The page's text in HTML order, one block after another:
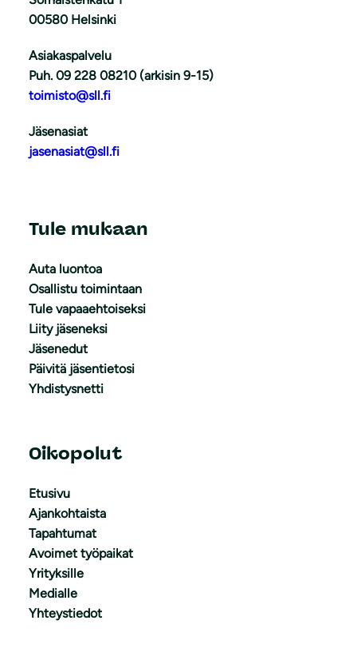
00580 Helsinki
Asiakaspalvelu
Puh. 09 228 08210 (arkisin 9-15)
toimisto@sll.fi
Jäsenasiat
jasenasiat@sll.fi
Tule mukaan
Auta luontoa
Osallistu toimintaan
Tule vapaaehtoiseksi
Liity jäseneksi
Jäsenedut
Päivitä jäsentietosi
Yhdistysnetti
Oikopolut
Etusivu
Ajankohtaista
Tapahtumat
Avoimet työpaikat
Yrityksille
Medialle
Yhteystiedot